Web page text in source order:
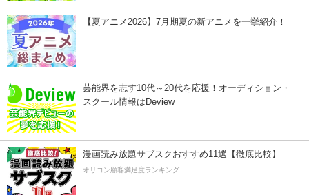
【夏アニメ2026】7月期夏の新アニメを一挙紹介！
芸能界を志す10代～20代を応援！オーディション・
スクール情報はDeview
漫画読み放題サブスクおすすめ11選【徹底比較】
オリコン顧客満足度ランキング